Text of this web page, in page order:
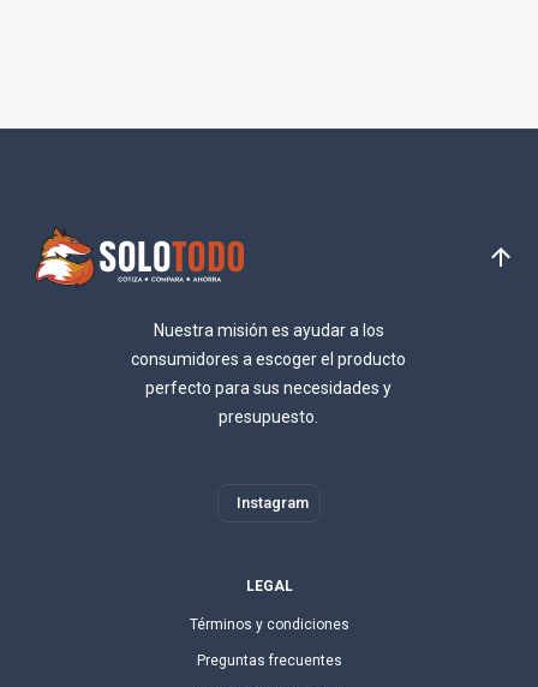
Nuestra misión es ayudar a los
consumidores a escoger el producto
perfecto para sus necesidades y
presupuesto.
Instagram
LEGAL
Términos y condiciones
Preguntas frecuentes